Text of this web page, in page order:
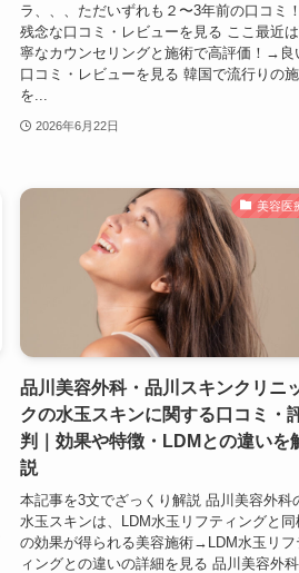
ラ、、、ただいずれも２〜3年前の口コミ
残念な口コミ・レビューを見る ここ最近
寧なカウンセリングと施術で高評価！→良
口コミ・レビューを見る 韓国で流行りの
を...
2026年6月22日
美容医
品川美容外科・品川スキンクリニ
クの水玉スキンに関する口コミ・
判｜効果や特徴・LDMとの違いを
説
本記事を3文でざっくり解説 品川美容外科
水玉スキンは、LDM水玉リフティングと同
の効果が得られる美容施術→LDM水玉リフ
ィングとの違いの詳細を見る 品川美容外